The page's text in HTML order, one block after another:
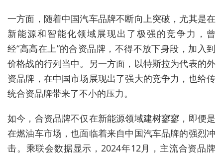
一方面，随着中国汽车品牌不断向上突破，尤其是在
新能源和智能化领域展现出了极强的竞争力，曾
经“高高在上”的合资品牌，不得不放下身段，加入到
价格战的行列当中。另一方面，以特斯拉为代表的外
资品牌，在中国市场展现出了强大的竞争力，也给传
统合资品牌带来了不小的压力。
如今，合资品牌不仅在新能源领域建树寥寥，即便是
在燃油车市场，也面临着来自中国汽车品牌的强烈冲
击。乘联会数据显示，2024年12月，主流合资品牌